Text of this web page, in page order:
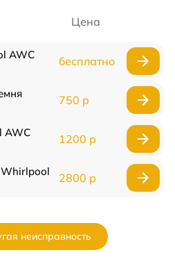
Цена
AWC
бесплатно
750 р
AWC
1200 р
2800 р
неисправность